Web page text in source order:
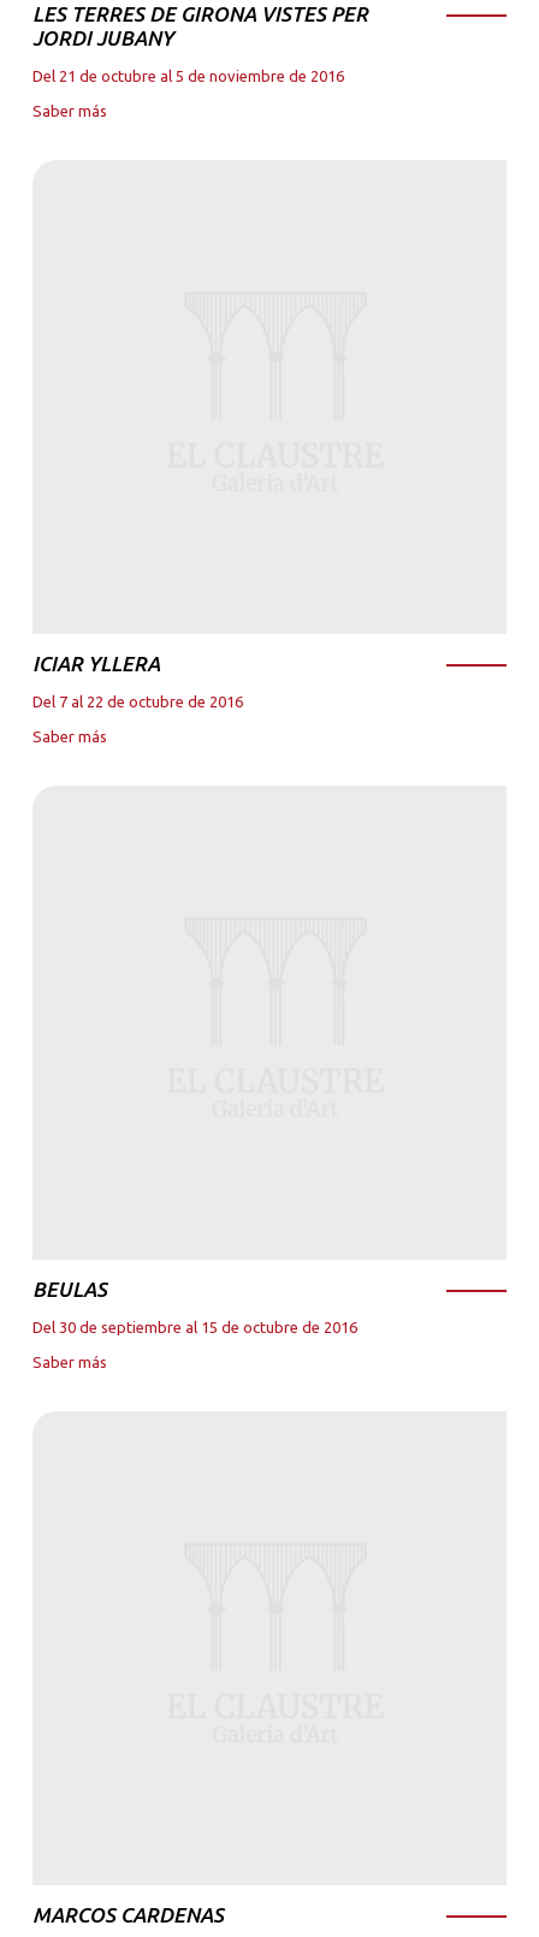
LES TERRES DE GIRONA VISTES PER
JORDI JUBANY
Del 21 de octubre al 5 de noviembre de 2016
Saber más
ICIAR YLLERA
Del 7 al 22 de octubre de 2016
Saber más
BEULAS
Del 30 de septiembre al 15 de octubre de 2016
Saber más
MARCOS CARDENAS